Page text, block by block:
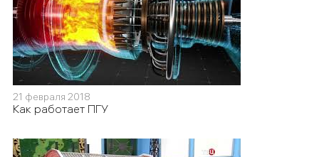
21 февраля 2018
Как работает ПГУ